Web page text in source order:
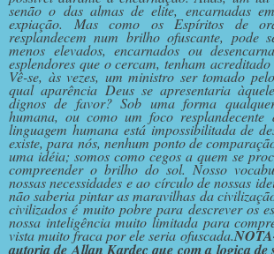
senão o das almas de elite, encarnadas
expiação. Mas como os Espíritos de
resplandecem num brilho ofuscante, pode
menos elevados, encarnados ou
esplendores que o cercam, tenham
Vê-se, às vezes, um ministro ser tomado
qual aparência Deus se apresentaria
dignos de favor? Sob uma forma
humana, ou como um foco
linguagem humana está impossibilitada de
existe, para nós, nenhum ponto de
uma idéia; somos como cegos a quem se
compreender o brilho do sol. Nosso
nossas necessidades e ao círculo de nossas
não saberia pintar as maravilhas da
civilizados é muito pobre para descrever os
nossa inteligência muito limitada para
vista muito fraca por ele seria ofuscada.
autoria de Allan Kardec que com a logica de